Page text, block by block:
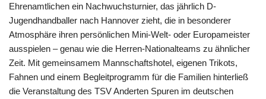
Ehrenamtlichen ein Nachwuchsturnier, das jährlich D-
Jugendhandballer nach Hannover zieht, die in besonderer
Atmosphäre ihren persönlichen Mini-Welt- oder Europameister
ausspielen – genau wie die Herren-Nationalteams zu ähnlicher
Zeit. Mit gemeinsamem Mannschaftshotel, eigenen Trikots,
Fahnen und einem Begleitprogramm für die Familien hinterließ
die Veranstaltung des TSV Anderten Spuren im deutschen